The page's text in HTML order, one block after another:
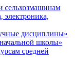
сельхозмашинам
электроника,
дисциплины»
школы»
средней